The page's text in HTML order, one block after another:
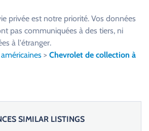
privée est notre priorité. Vos données
pas communiquées à des tiers, ni
à l'étranger.
> Chevrolet de collection à
SIMILAR LISTINGS